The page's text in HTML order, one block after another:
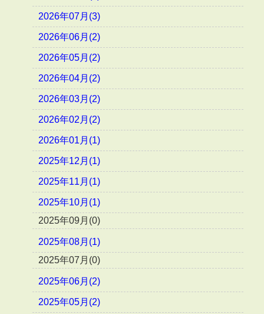
2026年07月(3)
2026年06月(2)
2026年05月(2)
2026年04月(2)
2026年03月(2)
2026年02月(2)
2026年01月(1)
2025年12月(1)
2025年11月(1)
2025年10月(1)
2025年09月(0)
2025年08月(1)
2025年07月(0)
2025年06月(2)
2025年05月(2)